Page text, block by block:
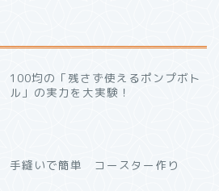
100均の「残さず使えるポンプボト
ル」の実力を大実験！
手縫いで簡単 コースター作り